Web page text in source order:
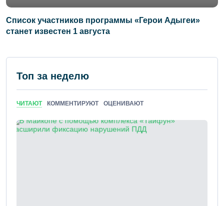
Список участников программы «Герои Адыгеи»
станет известен 1 августа
Топ за неделю
ЧИТАЮТ КОММЕНТИРУЮТ ОЦЕНИВАЮТ